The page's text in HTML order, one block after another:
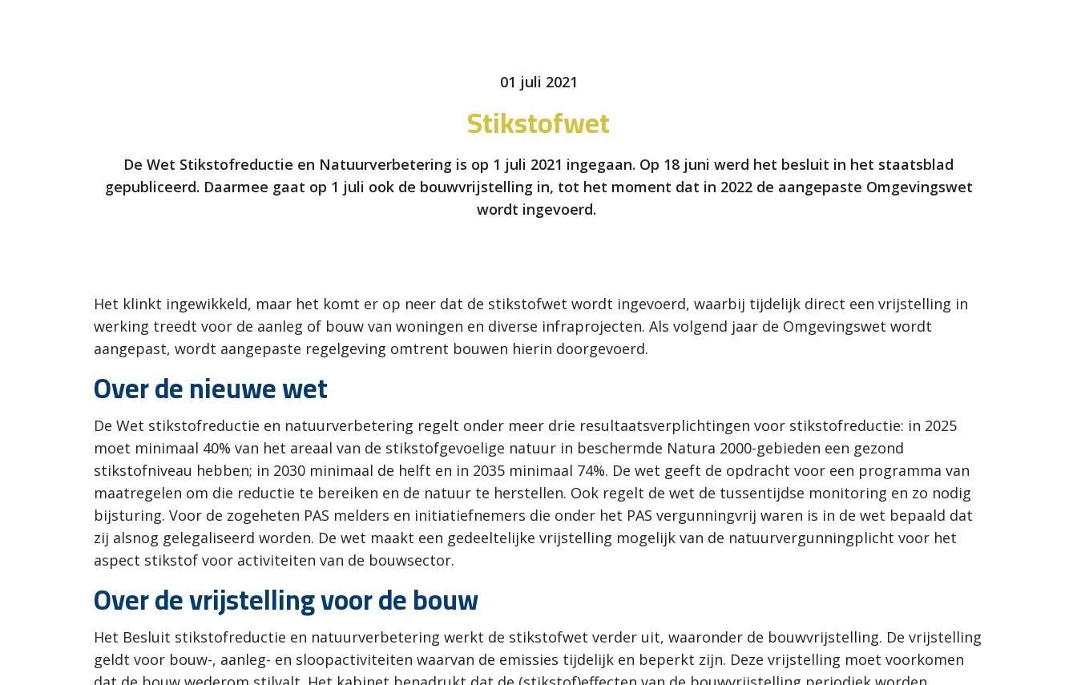
01 juli 2021
Stikstofwet
De Wet Stikstofreductie en Natuurverbetering is op 1 juli 2021 ingegaan. Op 18 juni werd het besluit in het staatsblad
gepubliceerd. Daarmee gaat op 1 juli ook de bouwvrijstelling in, tot het moment dat in 2022 de aangepaste Omgevingswet
wordt ingevoerd.
Het klinkt ingewikkeld, maar het komt er op neer dat de stikstofwet wordt ingevoerd, waarbij tijdelijk direct een vrijstelling in
werking treedt voor de aanleg of bouw van woningen en diverse infraprojecten. Als volgend jaar de Omgevingswet wordt
aangepast, wordt aangepaste regelgeving omtrent bouwen hierin doorgevoerd.
Over de nieuwe wet
De Wet stikstofreductie en natuurverbetering regelt onder meer drie resultaatsverplichtingen voor stikstofreductie: in 2025
moet minimaal 40% van het areaal van de stikstofgevoelige natuur in beschermde Natura 2000-gebieden een gezond
stikstofniveau hebben; in 2030 minimaal de helft en in 2035 minimaal 74%. De wet geeft de opdracht voor een programma van
maatregelen om die reductie te bereiken en de natuur te herstellen. Ook regelt de wet de tussentijdse monitoring en zo nodig
bijsturing. Voor de zogeheten PAS melders en initiatiefnemers die onder het PAS vergunningvrij waren is in de wet bepaald dat
zij alsnog gelegaliseerd worden. De wet maakt een gedeeltelijke vrijstelling mogelijk van de natuurvergunningplicht voor het
aspect stikstof voor activiteiten van de bouwsector.
Over de vrijstelling voor de bouw
Het Besluit stikstofreductie en natuurverbetering werkt de stikstofwet verder uit, waaronder de bouwvrijstelling. De vrijstelling
geldt voor bouw-, aanleg- en sloopactiviteiten waarvan de emissies tijdelijk en beperkt zijn. Deze vrijstelling moet voorkomen